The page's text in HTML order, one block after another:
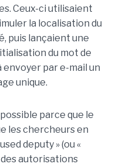
Ceux-ci utilisaient
la localisation du
puis lançaient une
du mot de
par e-mail un
unique.
parce que le
les chercheurs en
deputy » (ou «
autorisations